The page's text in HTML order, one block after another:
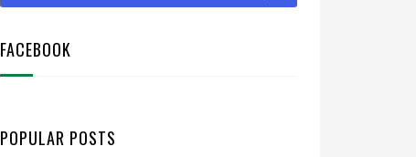
FACEBOOK
POPULAR POSTS